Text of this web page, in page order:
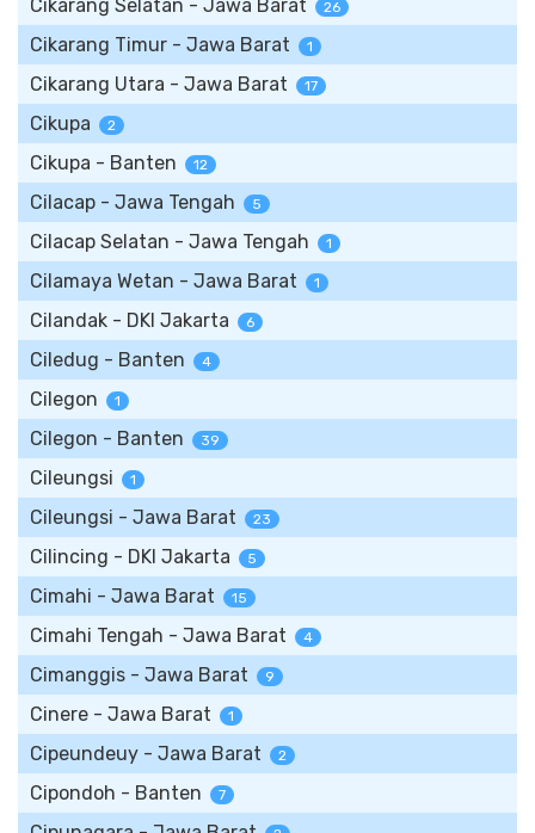
Cikarang Selatan - Jawa Barat 26
Cikarang Timur - Jawa Barat 1
Cikarang Utara - Jawa Barat 17
Cikupa 2
Cikupa - Banten 12
Cilacap - Jawa Tengah 5
Cilacap Selatan - Jawa Tengah 1
Cilamaya Wetan - Jawa Barat 1
Cilandak - DKI Jakarta 6
Ciledug - Banten 4
Cilegon 1
Cilegon - Banten 39
Cileungsi 1
Cileungsi - Jawa Barat 23
Cilincing - DKI Jakarta 5
Cimahi - Jawa Barat 15
Cimahi Tengah - Jawa Barat 4
Cimanggis - Jawa Barat 9
Cinere - Jawa Barat 1
Cipeundeuy - Jawa Barat 2
Cipondoh - Banten 7